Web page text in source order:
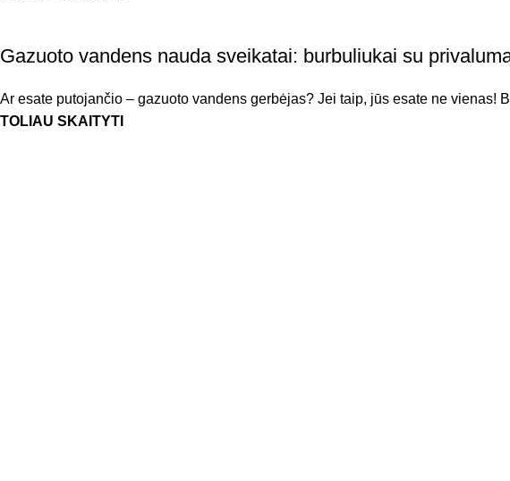
Gazuoto vandens nauda sveikatai: burbuliukai su
Ar esate putojančio – gazuoto vandens gerbėjas? Jei taip, jūs esate ne
TOLIAU SKAITYTI